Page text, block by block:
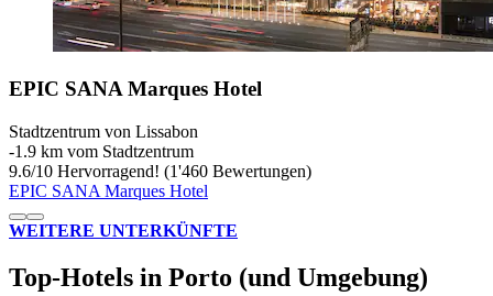
EPIC SANA Marques Hotel
Stadtzentrum von Lissabon
‐1.9 km vom Stadtzentrum
9.6/10 Hervorragend! (1'460 Bewertungen)
EPIC SANA Marques Hotel
WEITERE UNTERKÜNFTE
Top-Hotels in Porto (und Umgebung)